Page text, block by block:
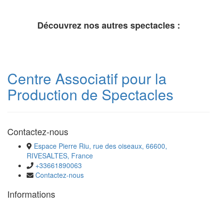
Découvrez nos autres spectacles :
Centre Associatif pour la
Production de Spectacles
Contactez-nous
Espace Pierre Riu, rue des oiseaux, 66600,
RIVESALTES, France
+33661890063
Contactez-nous
Informations